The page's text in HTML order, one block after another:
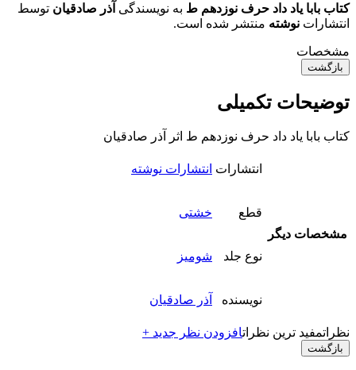
کتاب بابا یاد داد حرف نوزدهم ط به نویسندگی آذر صادقیان توسط
انتشارات نوشته منتشر شده است.
مشخصات
بازگشت
توضیحات تکمیلی
کتاب بابا یاد داد حرف نوزدهم ط اثر آذر صادقیان
مشخصات دیگر
انتشارات انتشارات نوشته
قطع خشتی
نوع جلد شومیز
نویسنده آذر صادقیان
نظراتمفید ترین نظراتافزودن نظر جدید +
بازگشت